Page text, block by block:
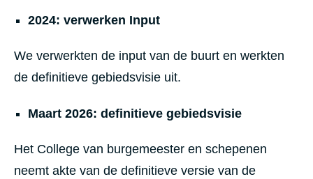
2024: verwerken Input
We verwerkten de input van de buurt en werkten
de definitieve gebiedsvisie uit.
Maart 2026: definitieve gebiedsvisie
Het College van burgemeester en schepenen
neemt akte van de definitieve versie van de